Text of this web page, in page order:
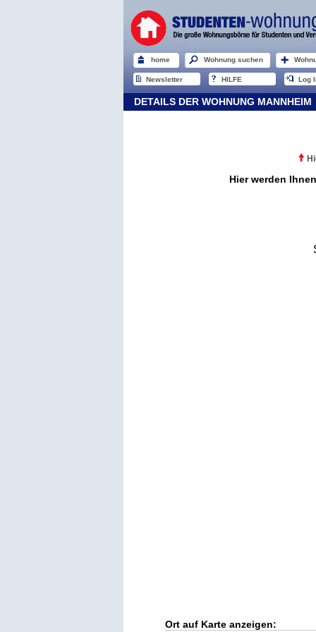
home Wohnung suchen
Newsletter HILFE Log
DETAILS DER WOHNUNG MANNHEIM
Hier werden
Ort auf Karte anzeigen: